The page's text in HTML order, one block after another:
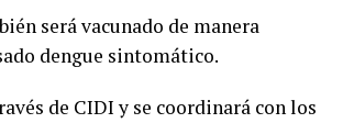
será vacunado de manera
dengue sintomático.
de CIDI y se coordinará con los